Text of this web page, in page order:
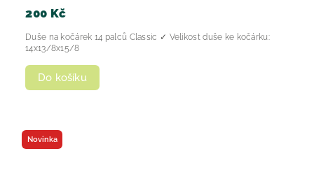
200 Kč
Do košíku
Duše na kočárek 14 palců Classic ✓ Velikost duše ke kočárku:
14x13/8x15/8
Novinka